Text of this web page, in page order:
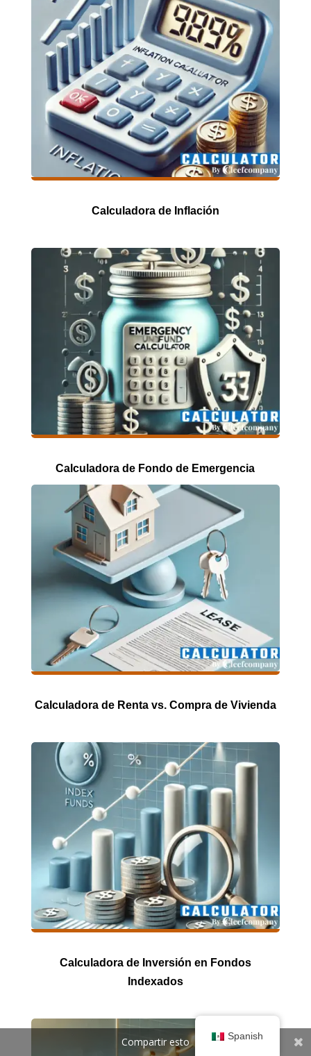
Calculadora de Inflación
Calculadora de Fondo de Emergencia
Calculadora de Renta vs. Compra de Vivienda
Calculadora de Inversión en Fondos
Indexados
Spanish
Compartir esto